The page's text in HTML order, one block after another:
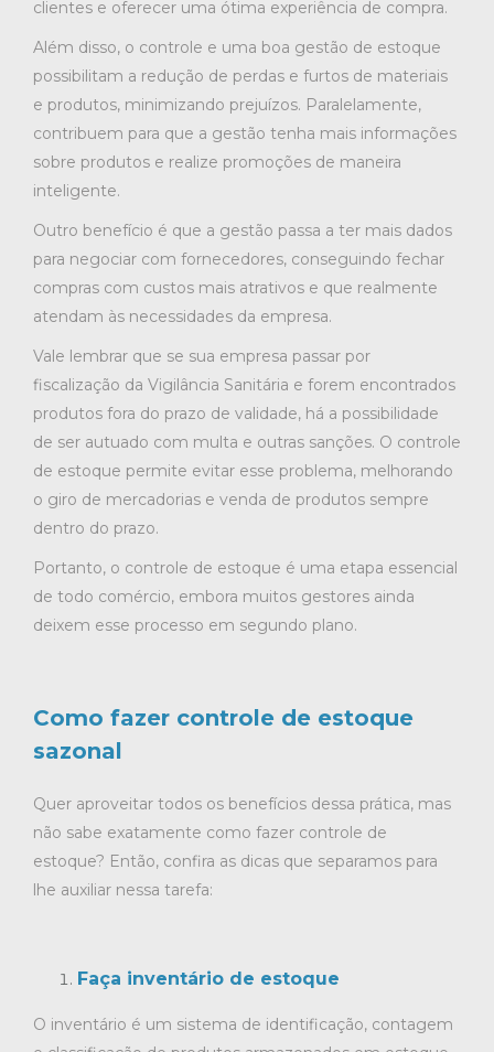
clientes e oferecer uma ótima experiência de compra.
Além disso, o controle e uma boa gestão de estoque
possibilitam a redução de perdas e furtos de materiais
e produtos, minimizando prejuízos. Paralelamente,
contribuem para que a gestão tenha mais informações
sobre produtos e realize promoções de maneira
inteligente.
Outro benefício é que a gestão passa a ter mais dados
para negociar com fornecedores, conseguindo fechar
compras com custos mais atrativos e que realmente
atendam às necessidades da empresa.
Vale lembrar que se sua empresa passar por
fiscalização da Vigilância Sanitária e forem encontrados
produtos fora do prazo de validade, há a possibilidade
de ser autuado com multa e outras sanções. O controle
de estoque permite evitar esse problema, melhorando
o giro de mercadorias e venda de produtos sempre
dentro do prazo.
Portanto, o controle de estoque é uma etapa essencial
de todo comércio, embora muitos gestores ainda
deixem esse processo em segundo plano.
Como fazer controle de estoque
sazonal
Quer aproveitar todos os benefícios dessa prática, mas
não sabe exatamente como fazer controle de
estoque? Então, confira as dicas que separamos para
lhe auxiliar nessa tarefa:
Faça inventário de estoque
O inventário é um sistema de identificação, contagem